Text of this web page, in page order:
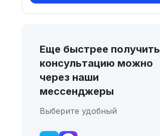
Еще быстрее получить
консультацию можно
через наши
мессенджеры
Выберите удобный